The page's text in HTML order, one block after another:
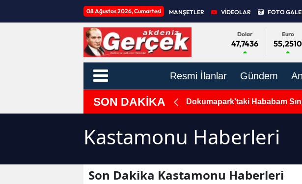
08 Ağustos 2026, Cumartesi MANŞETLER VİDEOLAR FOTO
Dolar
47,7436
Euro
55,2510
Resmi İlanlar Gündem
SON DAKİKA
Ambulans ile Otomobil Çarpıştı, 5 Yaralı! Dokumapark'taki Hababam
Kastamonu Haberleri
Son Dakika Kastamonu Haberleri